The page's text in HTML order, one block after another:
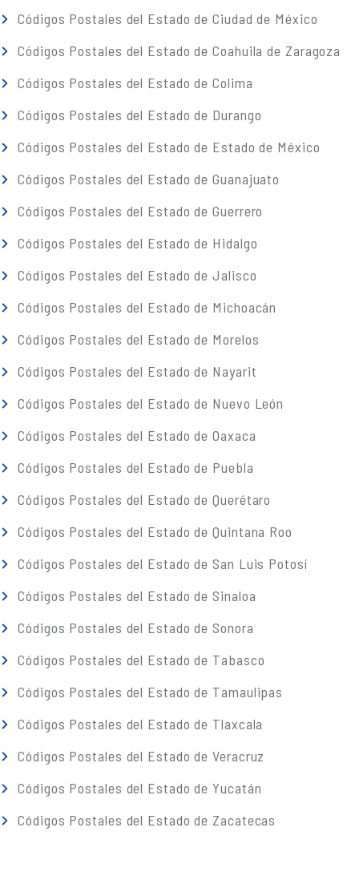
Códigos Postales del Estado de Ciudad de México
Códigos Postales del Estado de Coahuila de Zaragoza
Códigos Postales del Estado de Colima
Códigos Postales del Estado de Durango
Códigos Postales del Estado de Estado de México
Códigos Postales del Estado de Guanajuato
Códigos Postales del Estado de Guerrero
Códigos Postales del Estado de Hidalgo
Códigos Postales del Estado de Jalisco
Códigos Postales del Estado de Michoacán
Códigos Postales del Estado de Morelos
Códigos Postales del Estado de Nayarit
Códigos Postales del Estado de Nuevo León
Códigos Postales del Estado de Oaxaca
Códigos Postales del Estado de Puebla
Códigos Postales del Estado de Querétaro
Códigos Postales del Estado de Quintana Roo
Códigos Postales del Estado de San Luis Potosí
Códigos Postales del Estado de Sinaloa
Códigos Postales del Estado de Sonora
Códigos Postales del Estado de Tabasco
Códigos Postales del Estado de Tamaulipas
Códigos Postales del Estado de Tlaxcala
Códigos Postales del Estado de Veracruz
Códigos Postales del Estado de Yucatán
Códigos Postales del Estado de Zacatecas